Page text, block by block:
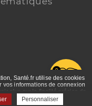
Santé.fr utilise des cookies
vos informations de connexion
plus sur la finalité précise de
de la politique de
Personnaliser